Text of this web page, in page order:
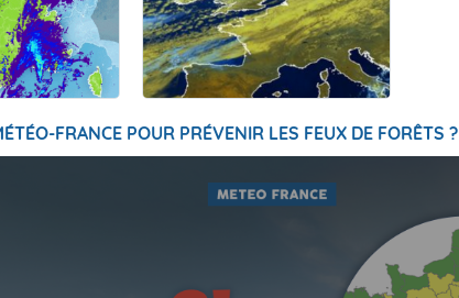
FRANCE POUR PRÉVENIR LES FEUX DE FORÊTS ?